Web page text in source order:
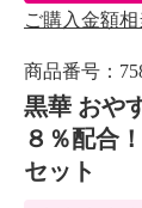
ご購入金額
商品番号：
黒華 おや
８％配合
セット